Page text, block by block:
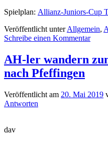
Spielplan: Allianz-Juniors-Cup
Veröffentlicht unterAllgemein,
Schreibe einen Kommentar
AH-ler wandern
nach Pfeffingen
Veröffentlicht am 20. Mai 2019
Antworten
dav